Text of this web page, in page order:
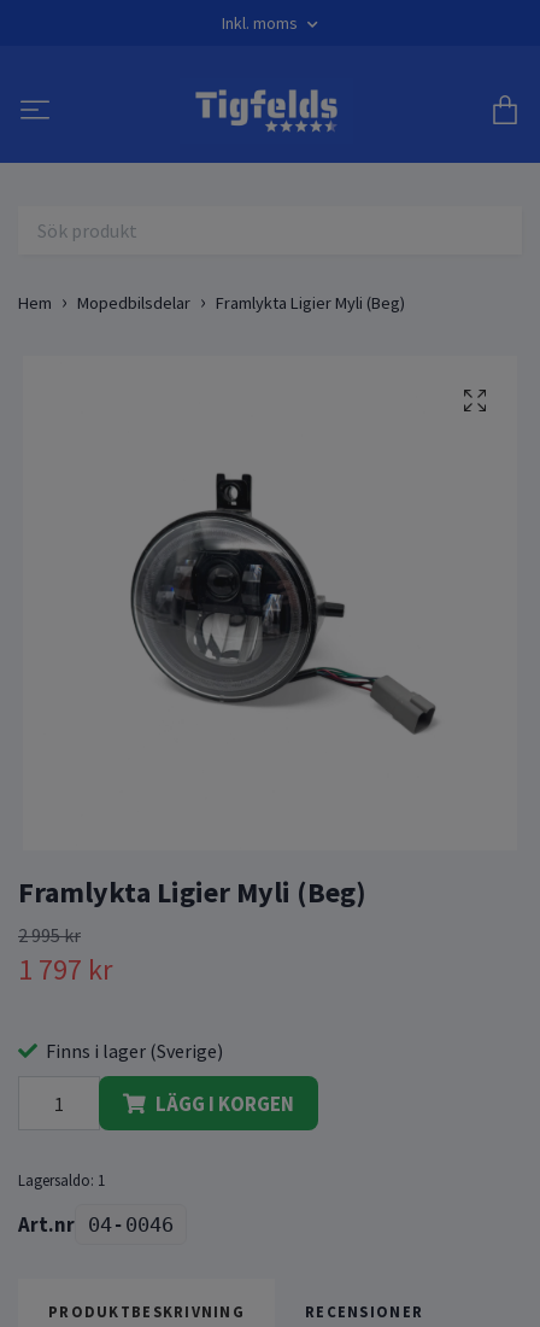
Inkl. moms
Hem Mopedbilsdelar Framlykta Ligier Myli (Beg)
Framlykta Ligier Myli (Beg)
2 995 kr
1 797 kr
Finns i lager (Sverige)
LÄGG I KORGEN
Lagersaldo: 1
04-0046
PRODUKTBESKRIVNING RECENSIONER